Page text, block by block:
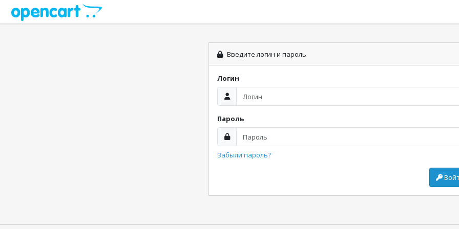
Введите логин и пароль
Логин
Пароль
Забыли пароль?